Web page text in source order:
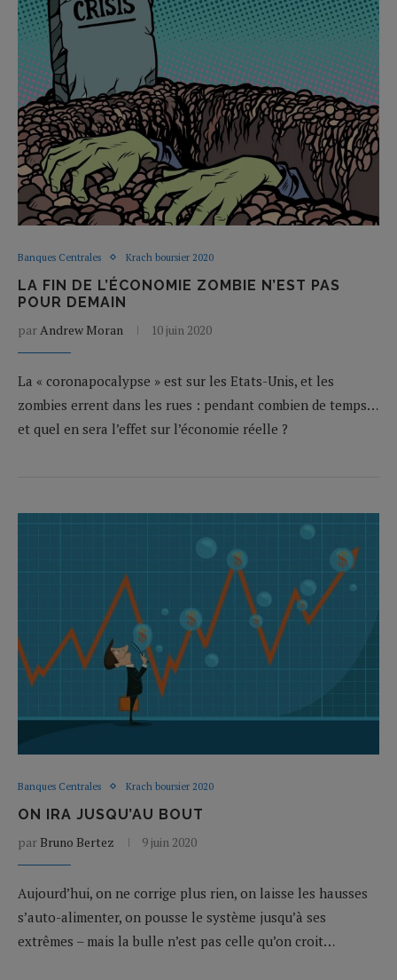
Banques Centrales Krach boursier 2020
LA FIN DE L’ÉCONOMIE ZOMBIE N’EST PAS
POUR DEMAIN
parAndrew Moran 10 juin 2020
La « coronapocalypse » est sur les Etats-Unis, et les
zombies errent dans les rues : pendant combien de temps…
et quel en sera l’effet sur l’économie réelle ?
Banques Centrales Krach boursier 2020
ON IRA JUSQU’AU BOUT
par Bruno Bertez 9 juin 2020
Aujourd’hui, on ne corrige plus rien, on laisse les hausses
s’auto-alimenter, on pousse le système jusqu’à ses
extrêmes – mais la bulle n’est pas celle qu’on croit…